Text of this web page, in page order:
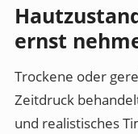
ernst
Trockene oder
Zeitdruck
und realistisches